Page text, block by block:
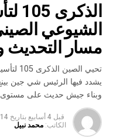
الشيوعي
مسار
تحيي
يشدد فيها الرئيس شي جين
وبناء جيش حديث على مستوى
قبل 4 أسابيع بتاريخ 14 يوليو 2026
الكاتب: محمد نبيل